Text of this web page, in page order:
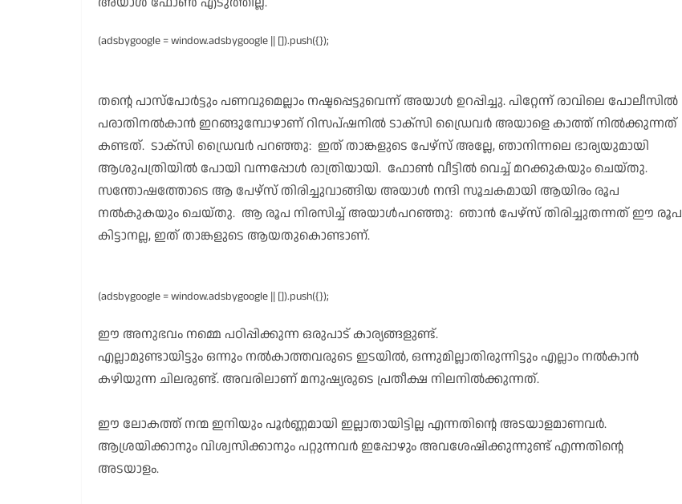
(adsbygoogle = window.adsbygoogle || []).push({});
തന്റെ പാസ്പോർട്ടും പണവുമെല്ലാം നഷ്ടപ്പെട്ടുവെന്ന് അയാൾ ഉറപ്പിച്ചു. പിറ്റേന്ന് രാവിലെ പോലീസിൽ
പരാതിനൽകാൻ ഇറങ്ങുമ്പോഴാണ് റിസപ്ഷനിൽ ടാക്സി ഡ്രൈവർ അയാളെ കാത്ത് നിൽക്കുന്നത്
കണ്ടത്. ടാക്സി ഡ്രൈവർ പറഞ്ഞു: ഇത് താങ്കളുടെ പേഴ്സ് അല്ലേ, ഞാനിന്നലെ ഭാര്യയുമായി
ആശുപത്രിയിൽ പോയി വന്നപ്പോൾ രാത്രിയായി. ഫോൺ വീട്ടിൽ വെച്ച് മറക്കുകയും ചെയ്തു.
സന്തോഷത്തോടെ ആ പേഴ്സ് തിരിച്ചുവാങ്ങിയ അയാൾ നന്ദി സൂചകമായി ആയിരം രൂപ
നൽകുകയും ചെയ്തു. ആ രൂപ നിരസിച്ച് അയാൾപറഞ്ഞു: ഞാൻ പേഴ്സ് തിരിച്ചുതന്നത് ഈ രൂപ
കിട്ടാനല്ല, ഇത് താങ്കളുടെ ആയതുകൊണ്ടാണ്.
(adsbygoogle = window.adsbygoogle || []).push({});
ഈ അനുഭവം നമ്മെ പഠിപ്പിക്കുന്ന ഒരുപാട് കാര്യങ്ങളുണ്ട്.
എല്ലാമുണ്ടായിട്ടും ഒന്നും നൽകാത്തവരുടെ ഇടയിൽ, ഒന്നുമില്ലാതിരുന്നിട്ടും എല്ലാം നൽകാൻ
കഴിയുന്ന ചിലരുണ്ട്. അവരിലാണ് മനുഷ്യരുടെ പ്രതീക്ഷ നിലനിൽക്കുന്നത്.
ഈ ലോകത്ത് നന്മ ഇനിയും പൂർണ്ണമായി ഇല്ലാതായിട്ടില്ല എന്നതിന്റെ അടയാളമാണവർ.
ആശ്രയിക്കാനും വിശ്വസിക്കാനും പറ്റുന്നവർ ഇപ്പോഴും അവശേഷിക്കുന്നുണ്ട് എന്നതിന്റെ
അടയാളം.